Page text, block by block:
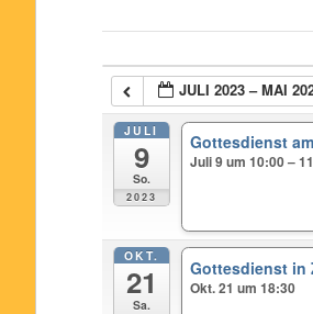
JULI 2023 – MAI
JULI
9
So.
2023
Gottesdienst
Juli 9 um 10:00 –
OKT.
21
Sa.
Gottesdienst in
Okt. 21 um 18:30